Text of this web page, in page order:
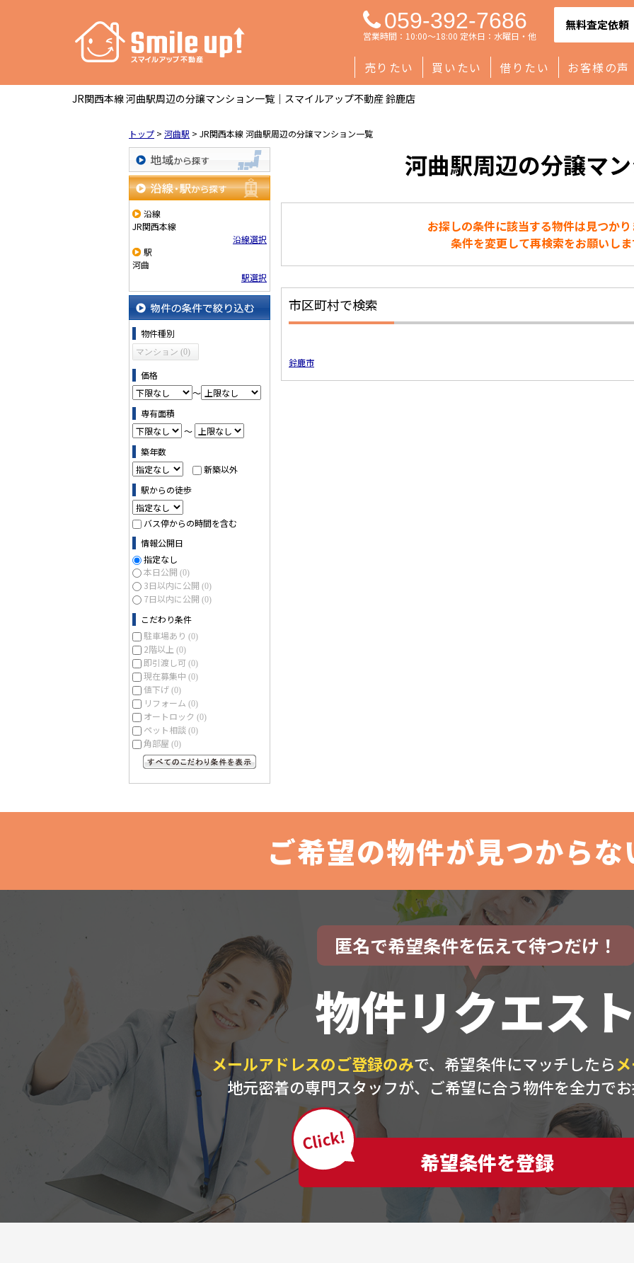
059-392-7686
営業時間：10:00～18:00 定休日：水曜日・他
無料査定依頼
売りたい 買いたい 借りたい お客様の声
JR関西本線 河曲駅周辺の分譲マンション一覧｜スマイルアップ不動産 鈴鹿店
トップ > 河曲駅 > JR関西本線 河曲駅周辺の分譲マンション一覧
地域から探す
沿線・駅から探す
沿線
JR関西本線
沿線選択
駅
河曲
駅選択
物件の条件で絞り込む
物件種別
マンション (0)
価格
～
専有面積
～
築年数
新築以外
駅からの徒歩
バス停からの時間を含む
情報公開日
指定なし
本日公開 (0)
3日以内に公開 (0)
7日以内に公開 (0)
こだわり条件
駐車場あり (0)
2階以上 (0)
即引渡し可 (0)
現在募集中 (0)
値下げ (0)
リフォーム (0)
オートロック (0)
ペット相談 (0)
角部屋 (0)
河曲駅周辺の分譲マ
お探しの条件に該当する物件は見つか
条件を変更して再検索をお願いしま
市区町村で検索
鈴鹿市
ご希望の物件が見つからな
匿名で希望条件を伝えて待つだけ！
物件リクエス
メールアドレスのご登録のみで、希望条件にマッチしたら
地元密着の専門スタッフが、ご希望に合う物件を全力で
Click!
希望条件を登録